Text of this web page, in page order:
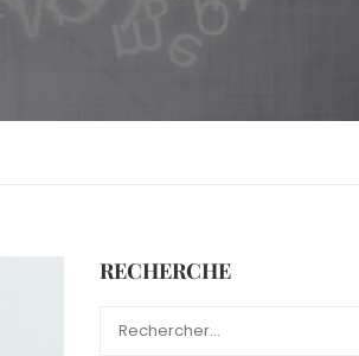
RECHERCHE